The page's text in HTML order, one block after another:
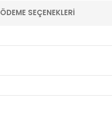
ÖDEME SEÇENEKLERI